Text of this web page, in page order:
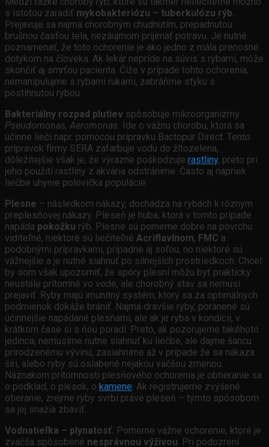
s istotou zaradiť mykobakteriózu – tuberkulózu rýb.
Prejavuje sa najmä chorobným chudnutím, prepadnutou
brušnou časťou tela, nezáujmom prijímať potravu. Je nutné
poznamenať, že toto ochorenie je ako jedno z mála prenosné
dotykom na človeka. Ak lekár nepríde na súvis s rybami, môže
skončiť aj smrťou pacienta. Čiže v prípade tohto ochorenia,
nemanipulujme s rybami rukami, zabráňme styku s
postihnutou rybou.
Bakteriálny rozpad plutiev spôsobuje mikroorganizmy
Pseudomonas, Aeromonas. Ide o vážnu chorobu, ktorá sa
účinne lieči napr. pomocou prípravku Bactopur Direct. Tento
prípravok firmy SERA zafarbuje vodu do žltozelena,
dôležitejšie však je, že výrazne poškodzuje rastliny, preto pri
jeho použití rastliny z akvária odstránime. Často aj napriek
liečbe uhynie polovička populácie.
Plesne – následkom nákazy, dochádza na rybách k rôznym
preplesňovej nákazy. Pleseň je huba, ktorá v tomto prípade
napáda pokožku rýb. Plesne sú pomerne dobre na povrchu
viditeľné, niektoré sú liečiteľné Acriflavínom, FMC a
podobnými prípravkami, prípadne aj soľou, no niektoré sú
vážnejšie a je nutné siahnuť po silnejších prostriedkoch. Chcel
by som však upozorniť, že spóry plesní môžu byť prakticky
neustále prítomné vo vode, ale chorobný stav sa nemusí
prejaviť. Ryby majú imunitný systém, ktorý sa za optimálnych
podmienok dokáže brániť. Najmä dravšie ryby, poranené sú
účinnejšie napádané plesňami, ale ak je ryba v kondícii, v
krátkom čase si s ňou poradí. Preto, ak pozorujeme takéhoto
jedinca, nemusíme nutne siahnuť ku liečbe, ale dajme šancu
prirodzenému vývinu, zasiahnime až v prípade že sa nákaza
šíri, alebo ryby sú oslabené nejakou väčšou zmenou.
Náznakom prítomnosti plesňového ochorenia je obtieranie sa
o podklad, o piesok, o kamene. Ak registrujeme zvýšené
otieranie, zrejme ryby svrbí práve pleseň – týmto spôsobom
sa jej snažia zbaviť.
Vodnatieľka – plynatosť. Pomerne vážne ochorenie, ktoré je
zväčša spôsobené nesprávnou výživou. Pri podozrení